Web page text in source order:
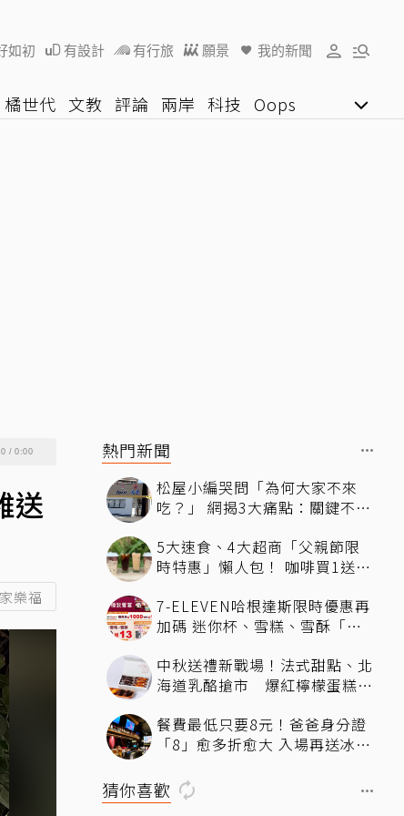
如初 有設計 有行旅 願景 我的新聞
橘世代 文教 評論 兩岸 科技 Oops
/ 0:00
送
家樂福
熱門新聞
松屋小編哭問「為何大家不來
吃？」 網揭3大痛點：關鍵不只
5大速食、4大超商「父親節限
時特惠」懶人包！ 咖啡買1送
7-ELEVEN哈根達斯限時優惠再
加碼 迷你杯、雪糕、雪酥「買
中秋送禮新戰場！法式甜點、北
海道乳酪搶市 爆紅檸檬蛋糕熱
餐費最低只要8元！爸爸身分證
「8」愈多折愈大 入場再送冰涼
猜你喜歡